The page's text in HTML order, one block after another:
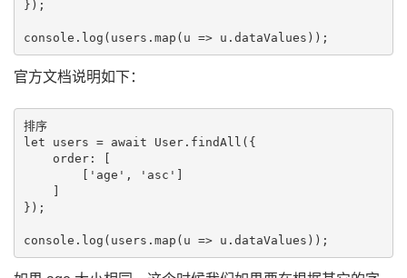
});
官方文档说明如下：
排序
let users = await User.findAll({
    order: [
        ['age', 'asc']
    ]
});